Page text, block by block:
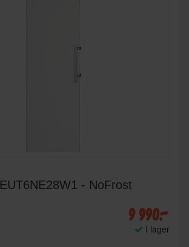
EUT6NE28W1 - NoFrost
9 990:-
I lager